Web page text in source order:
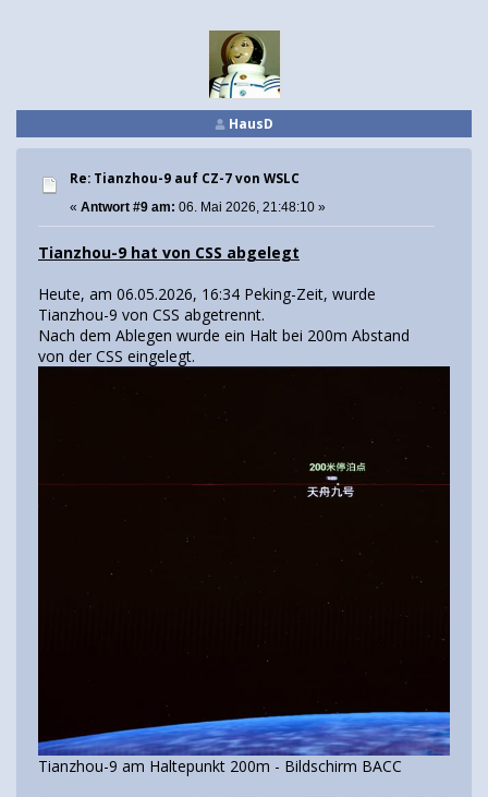
HausD
Re: Tianzhou-9 auf CZ-7 von WSLC
« Antwort #9 am: 06. Mai 2026, 21:48:10 »
Tianzhou-9 hat von CSS abgelegt
Heute, am 06.05.2026, 16:34 Peking-Zeit, wurde
Tianzhou-9 von CSS abgetrennt.
Nach dem Ablegen wurde ein Halt bei 200m Abstand
von der CSS eingelegt.
Tianzhou-9 am Haltepunkt 200m - Bildschirm BACC